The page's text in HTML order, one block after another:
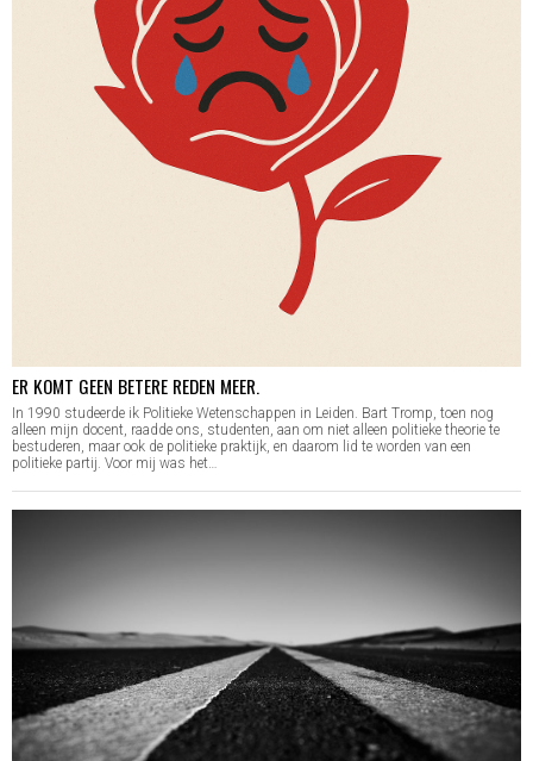
ER KOMT GEEN BETERE REDEN MEER.
In 1990 studeerde ik Politieke Wetenschappen in Leiden. Bart Tromp, toen nog
alleen mijn docent, raadde ons, studenten, aan om niet alleen politieke theorie te
bestuderen, maar ook de politieke praktijk, en daarom lid te worden van een
politieke partij. Voor mij was het…